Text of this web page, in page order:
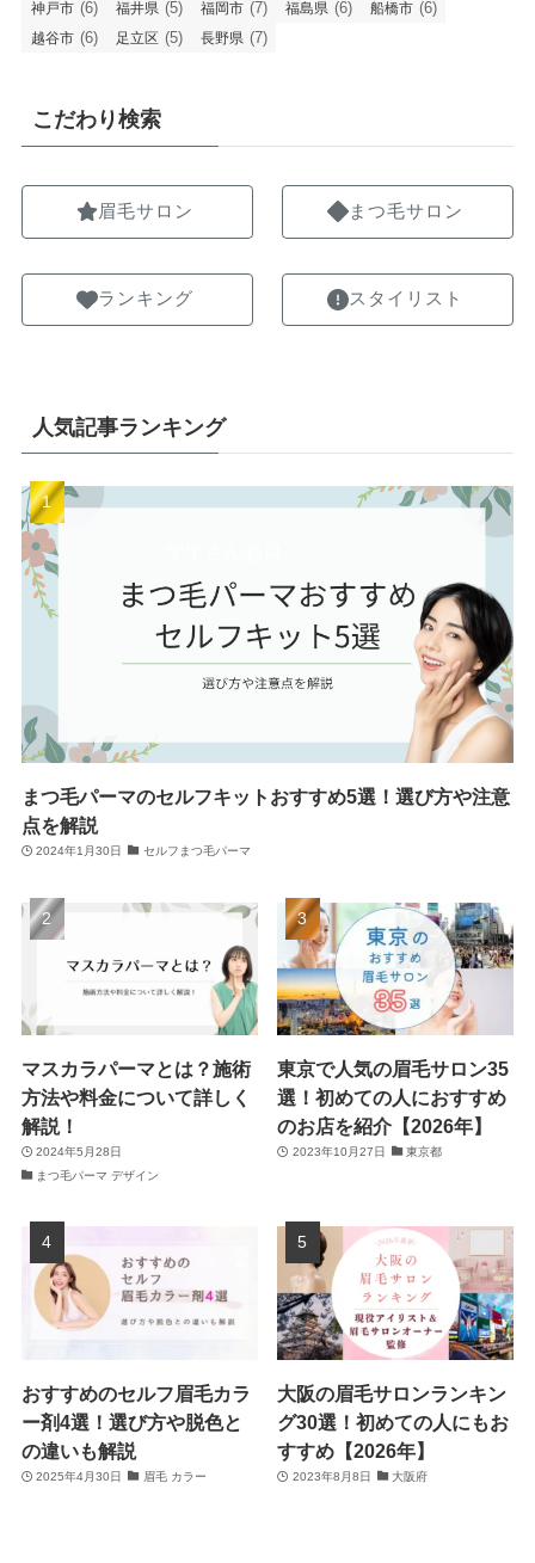
神戸市 (6) 福井県 (5) 福岡市 (7) 福島県 (6) 船橋市 (6)
越谷市 (6) 足立区 (5) 長野県 (7)
こだわり検索
眉毛サロン
ランキング
まつ毛サロン
スタイリスト
人気記事ランキング
まつ毛パーマのセルフキットおすすめ5選！選び方や注意
点を解説
2024年1月30日 セルフまつ毛パーマ
マスカラパーマとは？施術
方法や料金について詳しく
解説！
2024年5月28日
まつ毛パーマ デザイン
東京で人気の眉毛サロン35
選！初めての人におすすめ
のお店を紹介【2026年】
2023年10月27日 東京都
おすすめのセルフ眉毛カラ
ー剤4選！選び方や脱色と
の違いも解説
2025年4月30日 眉毛 カラー
大阪の眉毛サロンランキン
グ30選！初めての人にもお
すすめ【2026年】
2023年8月8日 大阪府